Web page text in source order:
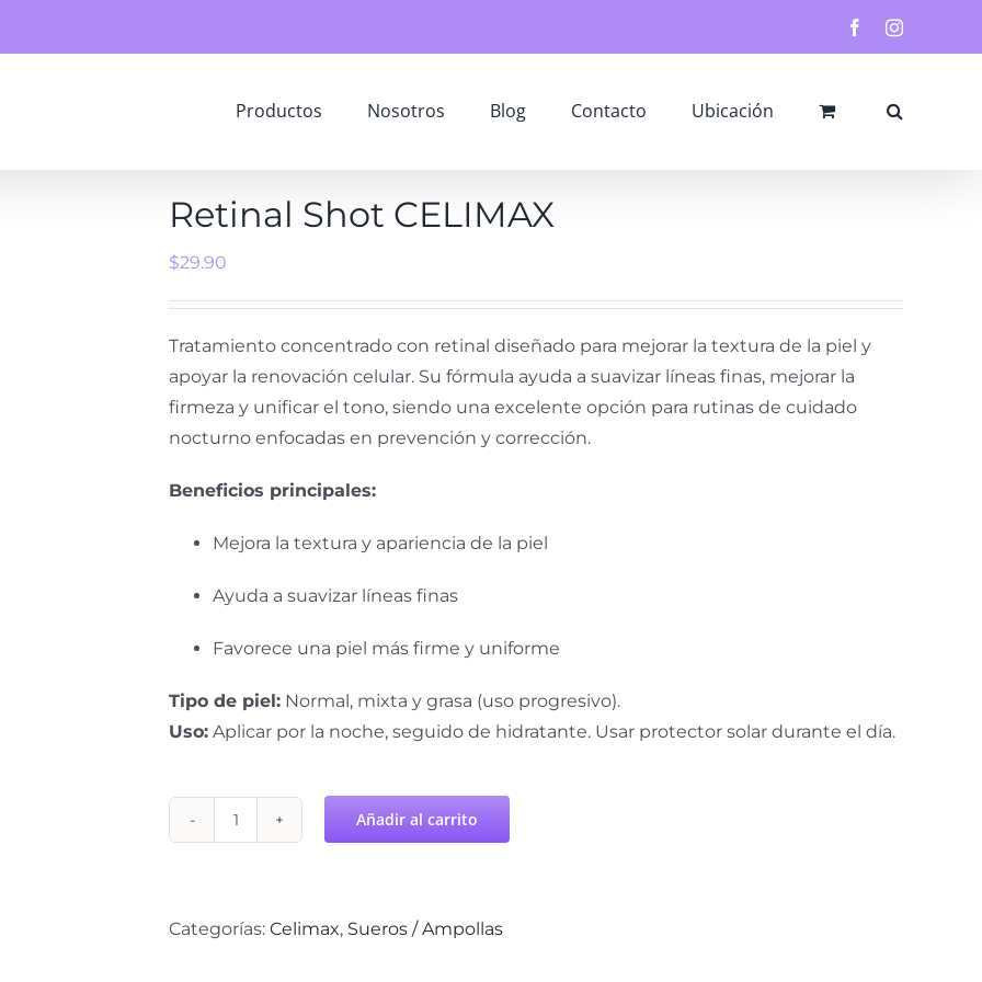
FacebookInstagram
Productos Nosotros Blog Contacto Ubicación
Retinal Shot CELIMAX
$29.90
Tratamiento concentrado con retinal diseñado para mejorar la textura de la piel y
apoyar la renovación celular. Su fórmula ayuda a suavizar líneas finas, mejorar la
firmeza y unificar el tono, siendo una excelente opción para rutinas de cuidado
nocturno enfocadas en prevención y corrección.
Beneficios principales:
Mejora la textura y apariencia de la piel
Ayuda a suavizar líneas finas
Favorece una piel más firme y uniforme
Tipo de piel: Normal, mixta y grasa (uso progresivo).
Uso: Aplicar por la noche, seguido de hidratante. Usar protector solar durante el día.
Retinal
cantidad
Añadir al carrito
Categorías: Celimax, Sueros / Ampollas